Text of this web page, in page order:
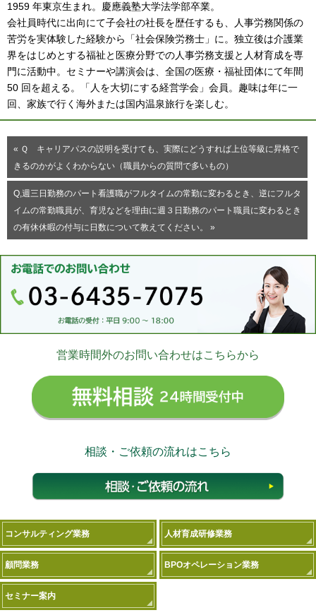
1959 年東京生まれ。慶應義塾大学法学部卒業。
会社員時代に出向にて子会社の社長を歴任するも、人事労務関係の
苦労を実体験した経験から「社会保険労務士」に。独立後は介護業
界をはじめとする福祉と医療分野での人事労務支援と人材育成を専
門に活動中。セミナーや講演会は、全国の医療・福祉団体にて年間
50 回を超える。「人を大切にする経営学会」会員。趣味は年に一
回、家族で行く海外または国内温泉旅行を楽しむ。
« Ｑ キャリアパスの説明を受けても、実際にどうすれば上位等級に昇格で
きるのかがよくわからない（職員からの質問で多いもの）
Q,週三日勤務のパート看護職がフルタイムの常勤に変わるとき、逆にフルタ
イムの常勤職員が、育児などを理由に週３日勤務のパート職員に変わるとき
の有休休暇の付与に日数について教えてください。 »
営業時間外のお問い合わせはこちらから
相談・ご依頼の流れはこちら
コンサルティング業務 人材育成研修業務
顧問業務 BPOオペレーション業務
セミナー案内